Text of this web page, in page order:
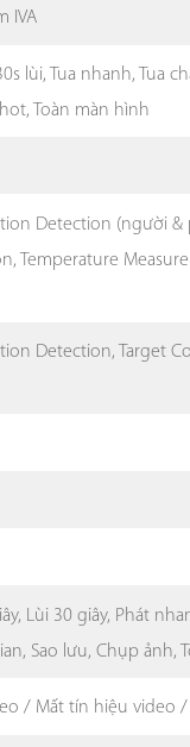
IVA
lùi, Tua nhanh, Tua
Toàn màn hình
Detection (người
Temperature
Detection, Target
Lùi 30 giây, Phát
Sao lưu, Chụp ảnh,
/ Mất tín hiệu video /